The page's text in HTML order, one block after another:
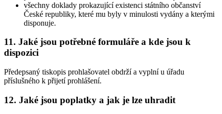
všechny doklady prokazující existenci státního občanství
České republiky, které mu byly v minulosti vydány a kterými
disponuje.
11. Jaké jsou potřebné formuláře a kde jsou k
dispozici
Předepsaný tiskopis prohlašovatel obdrží a vyplní u úřadu
příslušného k přijetí prohlášení.
12. Jaké jsou poplatky a jak je lze uhradit